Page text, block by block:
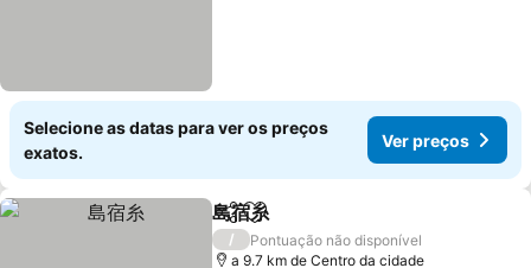
Selecione as datas para ver os preços
exatos.
Ver preços
PartilharAdicionar aos favoritos
島宿糸
/
Pontuação não disponível
a 9.7 km de Centro da cidade